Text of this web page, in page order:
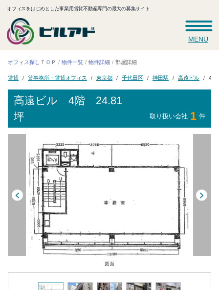
オフィスをはじめとした事業用賃貸不動産専門の最大の募集サイト
MENU
オフィス探しＴＯＰ 物件一覧 物件詳細 部屋詳細
賃貸 貸事務所・賃貸オフィス 東京都 千代田区 神田駅 高遠ビル 4階
高遠ビル 4階 24.81
坪 取り扱い会社 1 件
図面